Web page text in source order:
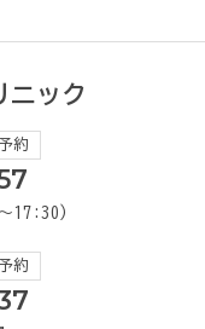
ニック
約
17:30）
約